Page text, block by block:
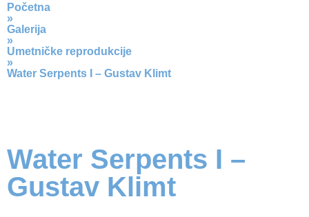
Početna
»
Galerija
»
Umetničke reprodukcije
»
Water Serpents I – Gustav Klimt
Water Serpents I –
Gustav Klimt